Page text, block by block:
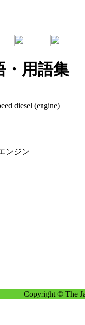
・用語集
diesel (engine)
ンジン
Copyright © The